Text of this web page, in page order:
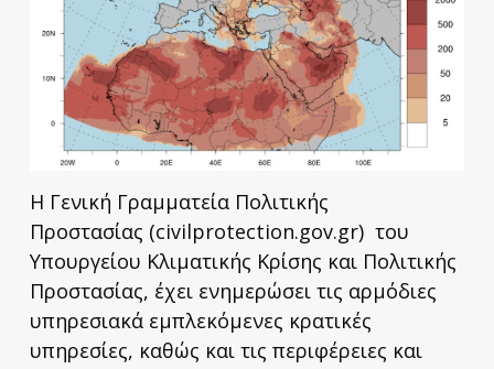
Η Γενική Γραμματεία Πολιτικής
Προστασίας (civilprotection.gov.gr) του
Υπουργείου Κλιματικής Κρίσης και Πολιτικής
Προστασίας, έχει ενημερώσει τις αρμόδιες
υπηρεσιακά εμπλεκόμενες κρατικές
υπηρεσίες, καθώς και τις περιφέρειες και